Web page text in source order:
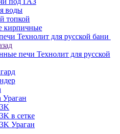
воды
топкой
кирпичные
Технолит для русской бани
печи Технолит для русской
Ураган
в сетке
Ураган